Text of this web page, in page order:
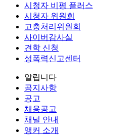
시청자 비평 플러스
시청자 위원회
고충처리위원회
사이버감사실
견학 신청
성폭력신고센터
알립니다
공지사항
공고
채용공고
채널 안내
앵커 소개